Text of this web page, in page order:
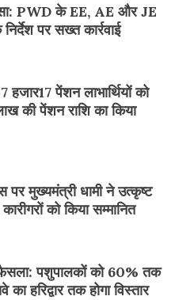
PWD के EE, AE और JE
पर सख्त कार्रवाई
पेंशन लाभार्थियों को
की पेंशन राशि का किया
पर मुख्यमंत्री धामी ने उत्कृष्ट
को किया सम्मानित
फैसला: पशुपालकों को 60% तक
हरिद्वार तक होगा विस्तार